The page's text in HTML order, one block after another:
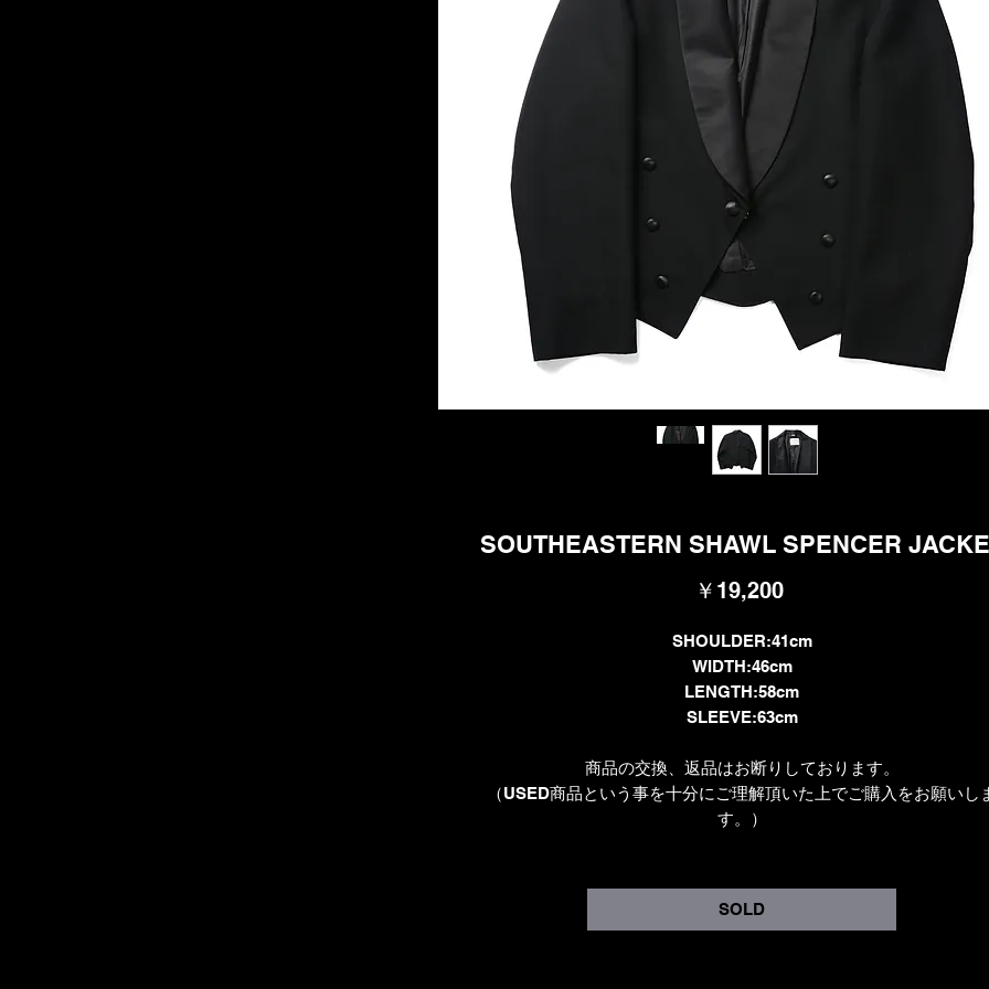
SOUTHEASTERN SHAWL SPENCER
￥19,200価
SHOULDER:41cm
WIDTH:46cm
LENGTH:58cm
SLEEVE:63cm
商品の交換、返品はお断りしております。
（USED商品という事を十分にご理解頂いた上でご購入をお願いし
す。）
SOLD